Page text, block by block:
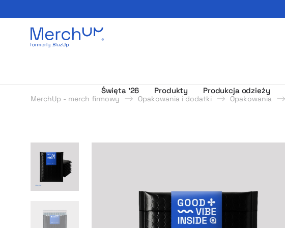
Odzież reklamowa z nadrukiem i gadżety firmowe z logo - MerchUp
Święta ’26 Produkty Produkcja odzieży
MerchUp - merch firmowy Opakowania i dodatki Opakowania